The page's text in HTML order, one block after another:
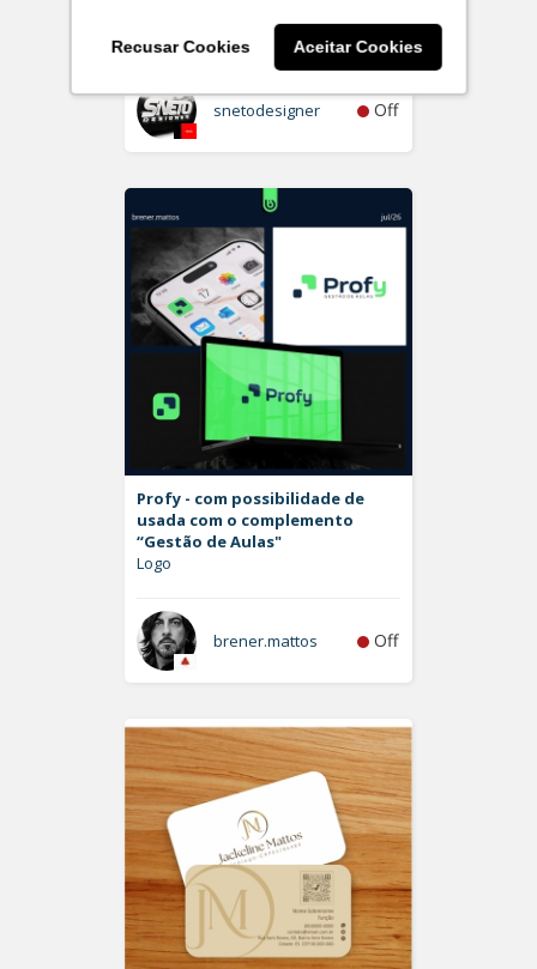
Recusar Cookies Aceitar Cookies
snetodesigner Off
Profy - com possibilidade de
usada com o complemento
“Gestão de Aulas"
Logo
brener.mattos Off